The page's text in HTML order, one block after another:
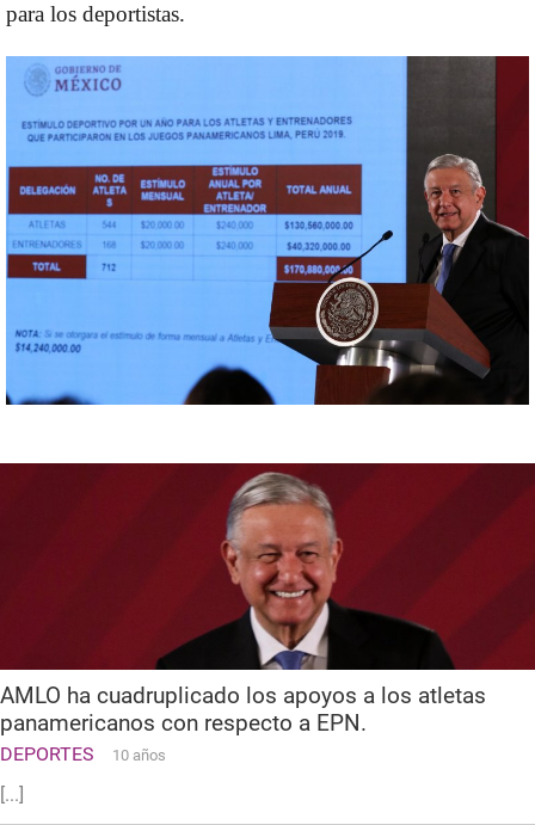
para los deportistas.
AMLO ha cuadruplicado los apoyos a los atletas
panamericanos con respecto a EPN.
DEPORTES 10 años
[...]